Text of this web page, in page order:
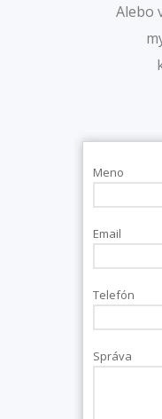
Alebo
Meno
Email
Telefón
Správa